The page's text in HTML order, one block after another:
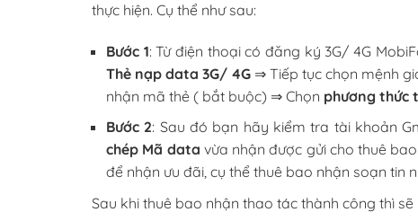
thực hiện. Cụ thể như sau:
Bước 1: Từ điện thoại có đăng ký 3G/ 4G
Thẻ nạp data 3G/ 4G ⇒ Tiếp tục chọn mệnh
nhận mã thẻ ( bắt buộc) ⇒ Chọn phương thức
Bước 2: Sau đó bạn hãy kiểm tra tài khoản
chép Mã data vừa nhận được gửi cho thuê
để nhận ưu đãi, cụ thể thuê bao nhận soạn tin
Sau khi thuê bao nhận thao tác thành công thì